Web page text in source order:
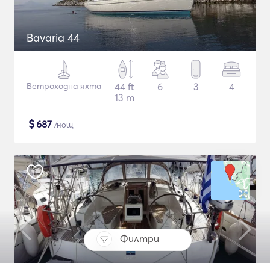
Филтри
Bavaria 44
Ветроходна яхта
44 ft
13 m
6 3 4
$687 /нощ